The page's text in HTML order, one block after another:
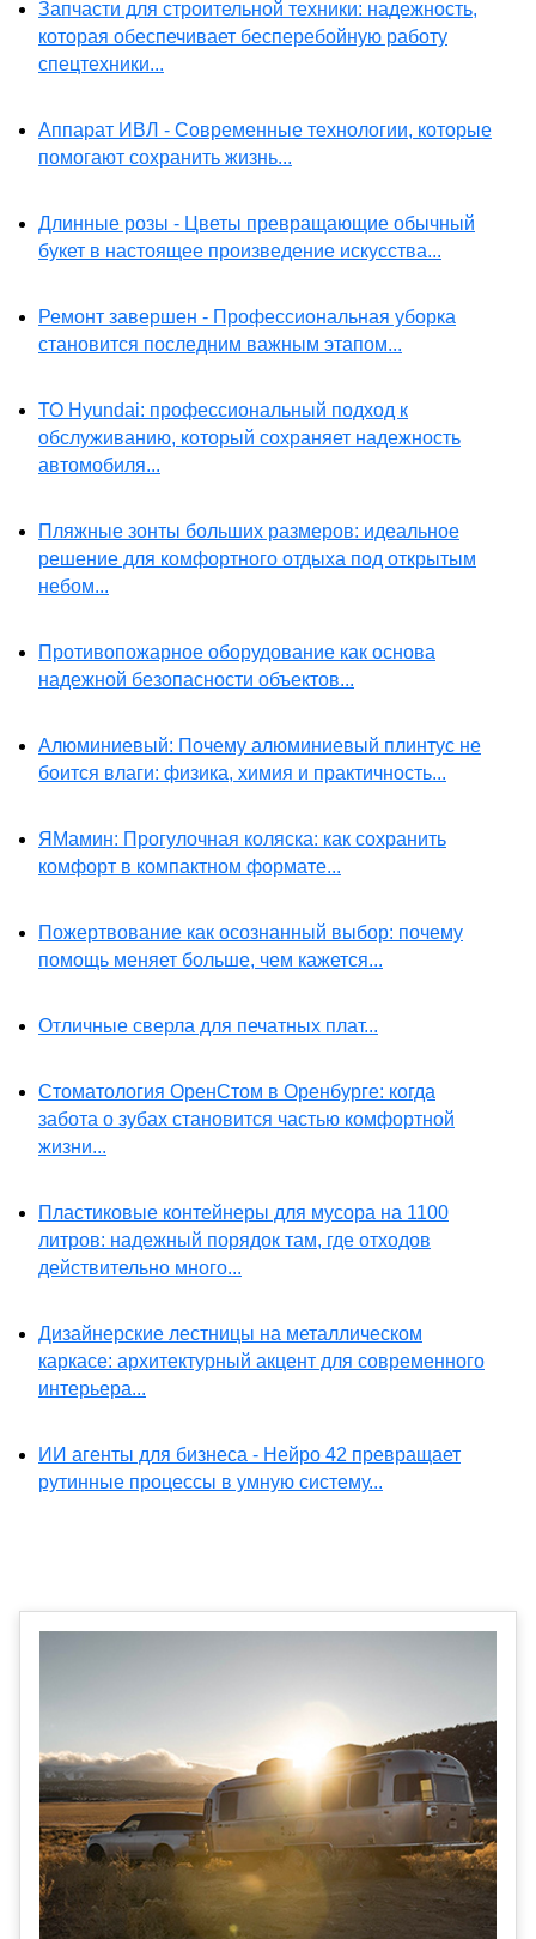
Запчасти для строительной техники: надежность,
которая обеспечивает бесперебойную работу
спецтехники...
Аппарат ИВЛ - Современные технологии, которые
помогают сохранить жизнь...
Длинные розы - Цветы превращающие обычный
букет в настоящее произведение искусства...
Ремонт завершен - Профессиональная уборка
становится последним важным этапом...
ТО Hyundai: профессиональный подход к
обслуживанию, который сохраняет надежность
автомобиля...
Пляжные зонты больших размеров: идеальное
решение для комфортного отдыха под открытым
небом...
Противопожарное оборудование как основа
надежной безопасности объектов...
Алюминиевый: Почему алюминиевый плинтус не
боится влаги: физика, химия и практичность...
ЯМамин: Прогулочная коляска: как сохранить
комфорт в компактном формате...
Пожертвование как осознанный выбор: почему
помощь меняет больше, чем кажется...
Отличные сверла для печатных плат...
Стоматология ОренСтом в Оренбурге: когда
забота о зубах становится частью комфортной
жизни...
Пластиковые контейнеры для мусора на 1100
литров: надежный порядок там, где отходов
действительно много...
Дизайнерские лестницы на металлическом
каркасе: архитектурный акцент для современного
интерьера...
ИИ агенты для бизнеса - Нейро 42 превращает
рутинные процессы в умную систему...